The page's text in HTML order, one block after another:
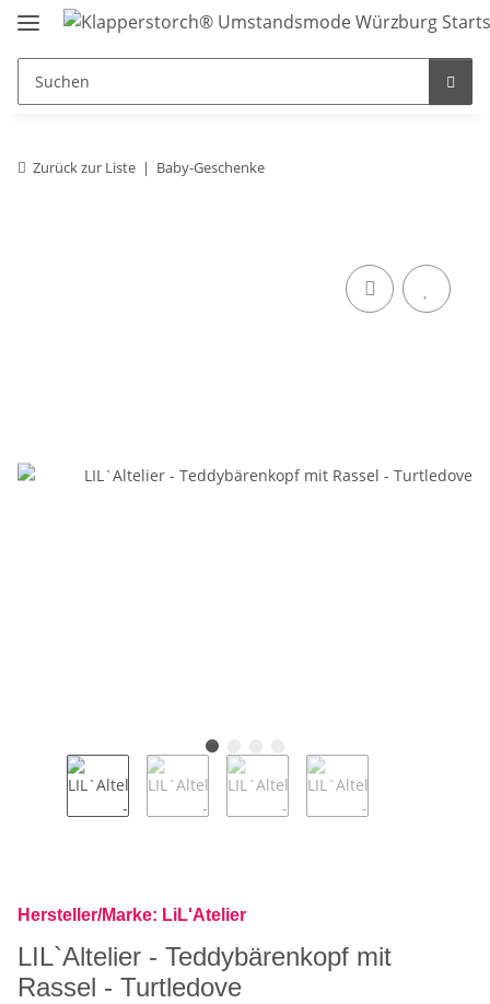
Zurück zur Liste Baby-Geschenke
Hersteller/Marke: LiL'Atelier
LIL`Altelier - Teddybärenkopf mit
Rassel - Turtledove